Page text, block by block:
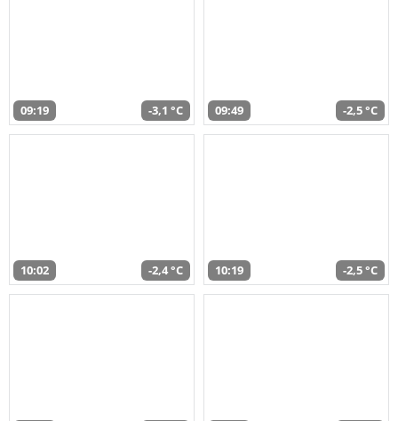
09:19 -3,1 °C 09:49 -2,5 °C
10:02 -2,4 °C 10:19 -2,5 °C